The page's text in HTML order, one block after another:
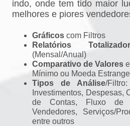
indo, onde tem tido maior
melhores e piores
Gráficos com Filtros
Relatórios
(Mensal/Anual)
Comparativo de Valores
Mínimo ou Moeda
Tipos de Análise/
Investimentos, Despesas,
de Contas, Fluxo de
Vendedores, Serviços/
entre outros